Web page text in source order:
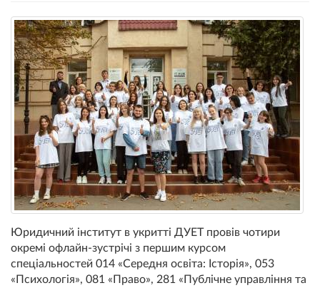
Юридичний інститут в укритті ДУЕТ провів чотири
окремі офлайн-зустрічі з першим курсом
спеціальностей 014 «Середня освіта: Історія», 053
«Психологія», 081 «Право», 281 «Публічне управління та